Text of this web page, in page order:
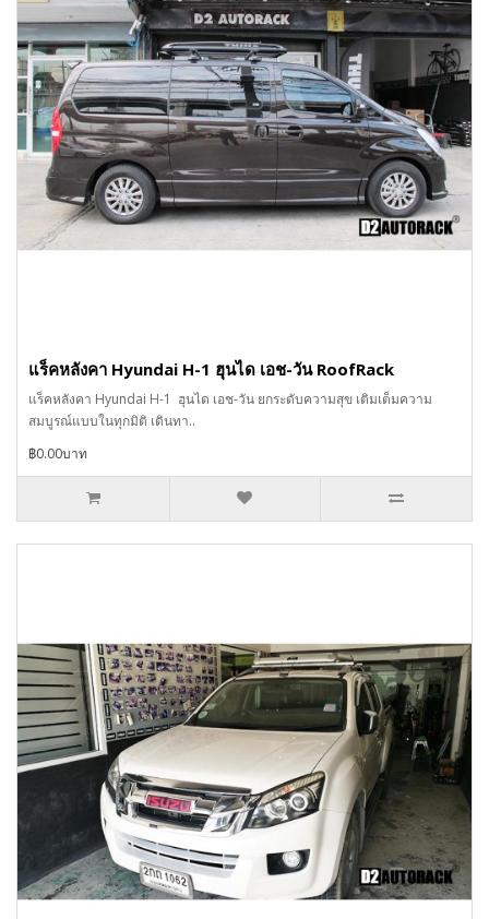
แร็คหลังคา Hyundai H-1 ฮุนได เอช-วัน RoofRack
แร็คหลังคา Hyundai H-1 ฮุนได เอช-วัน ยกระดับความสุข เติมเต็มความ
สมบูรณ์แบบในทุกมิติ เดินทา..
฿0.00บาท